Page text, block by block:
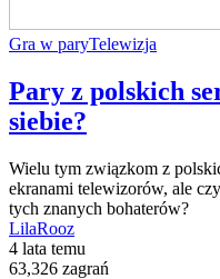
Gra w paryTelewizja
Pary z polskich
siebie?
Wielu tym związkom z
ekranami telewizorów, ale
tych znanych bohaterów?
LilaRooz
4 lata temu
63,326 zagrań